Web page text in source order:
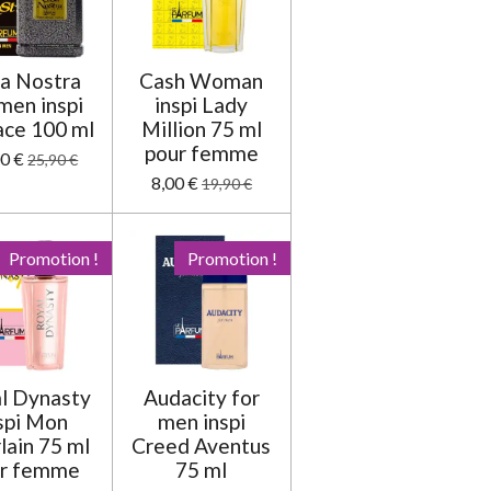
Nostra
inspi
100 ml
€25,90 €
Cash Woman
inspi Lady
Million 75 ml
pour femme
8,00 €19,90 €
Promotion !
Dynasty
Mon
75 ml
femme
Promotion !
Audacity for
men inspi
Creed Aventus
75 ml